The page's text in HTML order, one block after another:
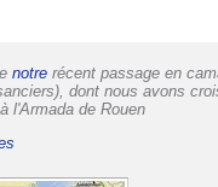
notre récent passage en
dont nous avons
l'Armada de Rouen